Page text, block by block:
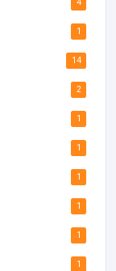
1
14
2
1
1
1
1
1
1